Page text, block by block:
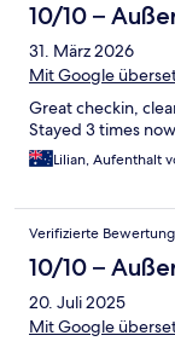
10/10 –
31. März 2026
Mit Google
Great checkin,
Stayed 3 times
Lilian, Aufenthalt
Verifizierte Bewertung
10/10 –
20. Juli 2025
Mit Google